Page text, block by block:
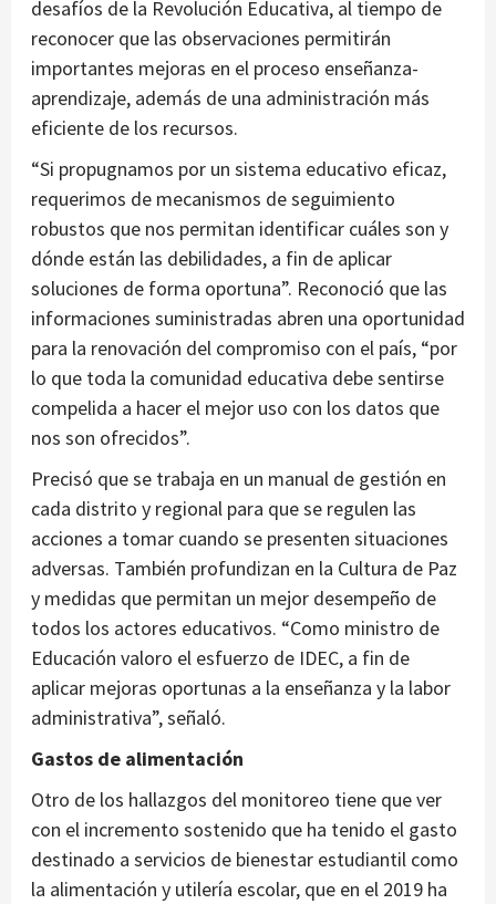
desafíos de la Revolución Educativa, al tiempo de
reconocer que las observaciones permitirán
importantes mejoras en el proceso enseñanza-
aprendizaje, además de una administración más
eficiente de los recursos.
“Si propugnamos por un sistema educativo eficaz,
requerimos de mecanismos de seguimiento
robustos que nos permitan identificar cuáles son y
dónde están las debilidades, a fin de aplicar
soluciones de forma oportuna”. Reconoció que las
informaciones suministradas abren una oportunidad
para la renovación del compromiso con el país, “por
lo que toda la comunidad educativa debe sentirse
compelida a hacer el mejor uso con los datos que
nos son ofrecidos”.
Precisó que se trabaja en un manual de gestión en
cada distrito y regional para que se regulen las
acciones a tomar cuando se presenten situaciones
adversas. También profundizan en la Cultura de Paz
y medidas que permitan un mejor desempeño de
todos los actores educativos. “Como ministro de
Educación valoro el esfuerzo de IDEC, a fin de
aplicar mejoras oportunas a la enseñanza y la labor
administrativa”, señaló.
Gastos de alimentación
Otro de los hallazgos del monitoreo tiene que ver
con el incremento sostenido que ha tenido el gasto
destinado a servicios de bienestar estudiantil como
la alimentación y utilería escolar, que en el 2019 ha